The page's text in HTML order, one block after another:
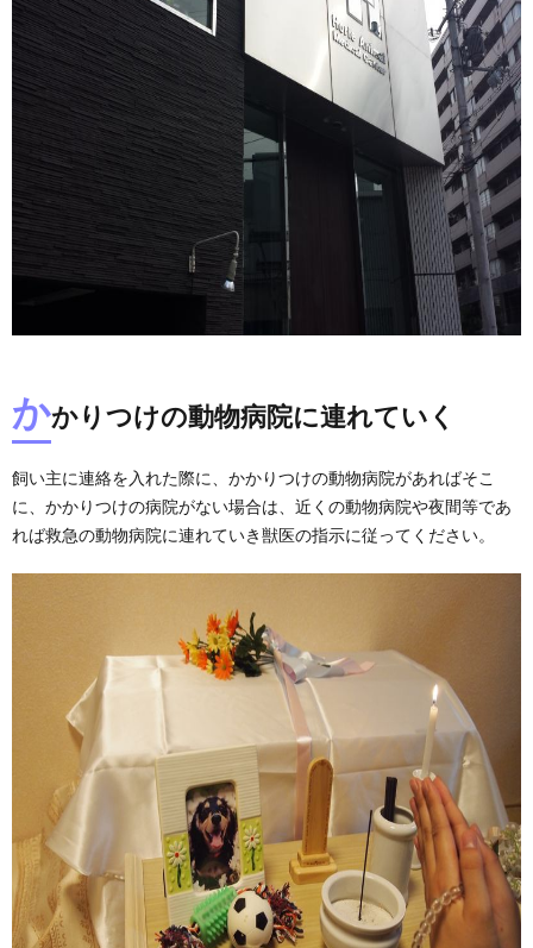
かかりつけの動物病院に連れていく
飼い主に連絡を入れた際に、かかりつけの動物病院があればそこ
に、かかりつけの病院がない場合は、近くの動物病院や夜間等であ
れば救急の動物病院に連れていき獣医の指示に従ってください。